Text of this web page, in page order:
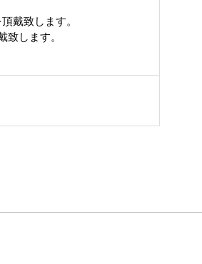
戴致します。
致します。